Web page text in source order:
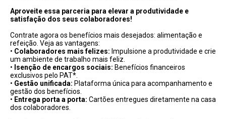
Aproveite essa parceria para elevar a produtividade e
satisfação dos seus colaboradores!
Contrate agora os benefícios mais desejados: alimentação e
refeição. Veja as vantagens:
• Colaboradores mais felizes: Impulsione a produtividade e crie
um ambiente de trabalho mais feliz.
• Isenção de encargos sociais: Benefícios financeiros
exclusivos pelo PAT*.
• Gestão unificada: Plataforma única para acompanhamento e
gestão dos benefícios.
• Entrega porta a porta: Cartões entregues diretamente na casa
dos colaboradores.